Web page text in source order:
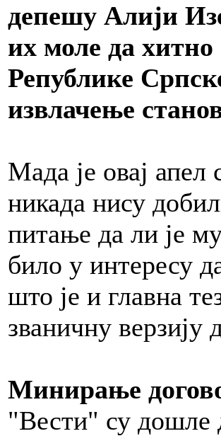
депешу Алији
их моле да хитно
Републике
извлачење
Мада је овај
никада нису
питање да ли је
било у интересу
што је и главна
званичну верзију
Минирање
"Вести" су дошле